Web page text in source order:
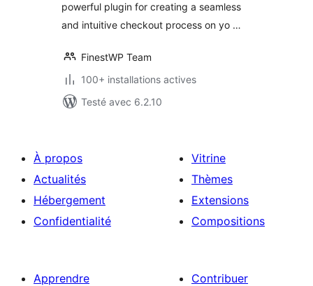
powerful plugin for creating a seamless
and intuitive checkout process on yo …
FinestWP Team
100+ installations actives
Testé avec 6.2.10
À propos
Actualités
Hébergement
Confidentialité
Vitrine
Thèmes
Extensions
Compositions
Apprendre
Contribuer